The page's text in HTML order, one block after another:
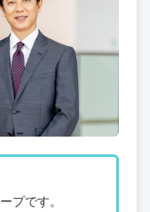
プです。